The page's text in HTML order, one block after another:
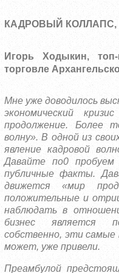
КАДРОВЫЙ
Игорь Ходыкин,
торговле
Мне уже доводилось
экономический
продолжение. Более
волну». В одной из
явление кадровой
Давайте по0 пробуем
публичные факты.
движется «мир
положительные и
наблюдать в
бизнес является
собственно, эти
может, уже привели.
Преамбулой